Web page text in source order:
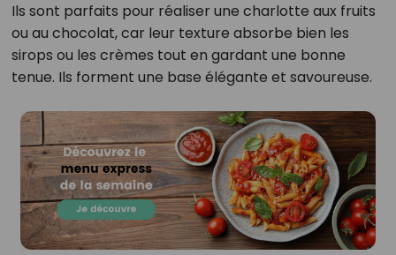
Ils sont parfaits pour réaliser une charlotte aux fruits
ou au chocolat, car leur texture absorbe bien les
sirops ou les crèmes tout en gardant une bonne
tenue. Ils forment une base élégante et savoureuse.